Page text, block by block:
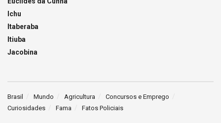
Ichu
Itaberaba
Itiuba
Jacobina
Brasil Mundo Agricultura
Concursos e Emprego
Curiosidades
Fama Fatos Policiais